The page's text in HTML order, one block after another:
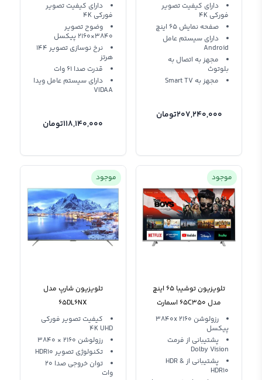
دارای کیفیت تصویر
فورکی 4K
صفحه نمایش 65 اینچ
دارای سیستم عامل
Android
مجهز به اتصال به
بلوتوث
مجهز به Smart TV
207,240,000تومان
دارای کیفیت تصویر
فورکی 4K
وضوح تصویر
3840×2160 پیکسل
نرخ نوسازی تصویر 144
هرتز
قدرت صدا 61 وات
دارای سیستم عامل ویدا
VIDAA
118,140,000تومان
موجود
تلویزیون توشیبا 65 اینچ
مدل 65C350 اسمارت
رزولوشن 3840x 2160
پیکسل
پشتیبانی از فرمت
Dolby Vision
پشتیبانی از HDR &
HDR10
موجود
تلویزیون شارپ مدل
65DL6NX
کیفیت تصویر فورکی
4K UHD
رزولوشن 2160 × 3840
تکنولوژی تصویر HDR10
توان خروجی صدا 20
وات